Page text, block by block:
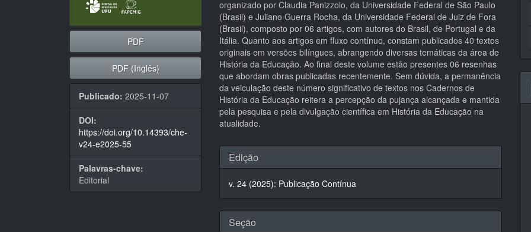
PDF
PDF (Inglês)
Publicado: 2025-11-07
DOI:
https://doi.org/10.14393/che-
v24-e2025-55
Palavras-chave:
Editorial
organizado por Claudia Panizzolo, da Universidade Federal de São Paulo
(Brasil) e Juliano Guerra Rocha, da Universidade Federal de Juiz de Fora
(Brasil), composto por 06 artigos, com autores do Brasil, de Portugal e da
Itália. Quanto aos artigos em fluxo contínuo, constam publicados 40 textos
originais em versões bilíngues, abrangendo diversas temáticas da área de
História da Educação. Ao final deste volume estão presentes 06 resenhas
que abordam obras publicadas recentemente. Sem dúvida, a permanência
da veiculação deste número significativo de textos nos Cadernos de
História da Educação reitera a percepção da pujança alcançada e mantida
pela pesquisa e pela divulgação científica em História da Educação na
atualidade.
Detalhes
do
artigo
Edição
v. 24 (2025): Publicação Contínua
Seção